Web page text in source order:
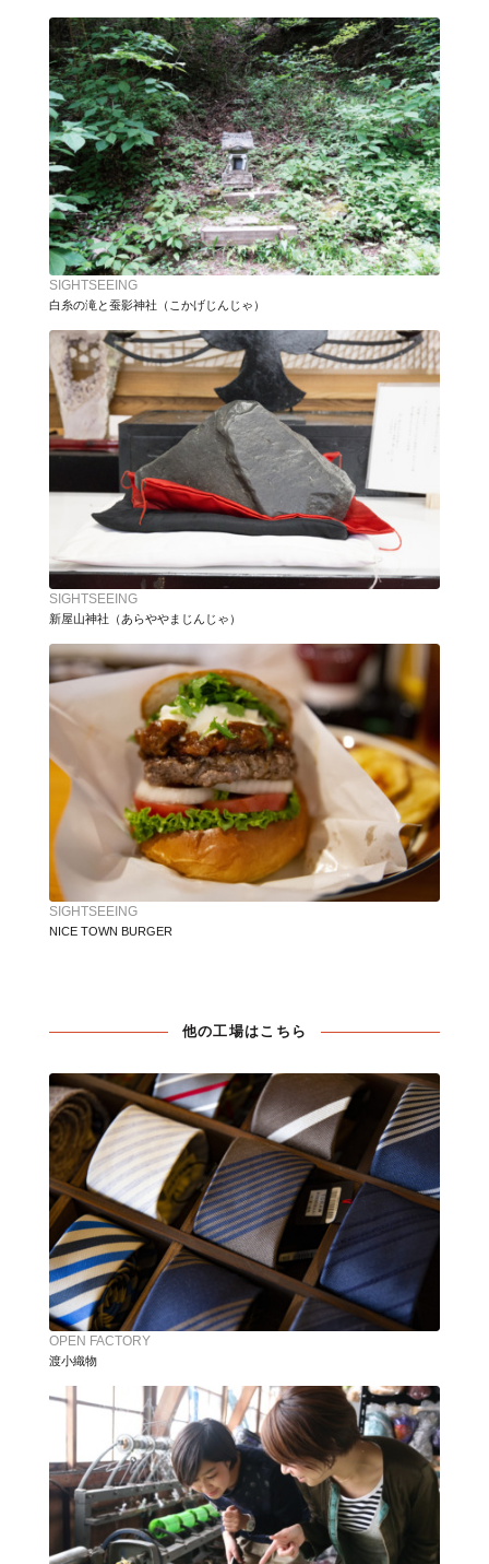
SIGHTSEEING
白糸の滝と蚕影神社（こかげじんじゃ）
SIGHTSEEING
新屋山神社（あらややまじんじゃ）
SIGHTSEEING
NICE TOWN BURGER
他の工場はこちら
OPEN FACTORY
渡小織物